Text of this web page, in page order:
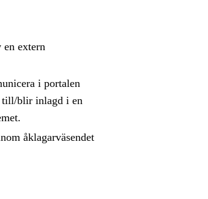
extern
i portalen
till/blir inlagd i en
åklagarväsendet